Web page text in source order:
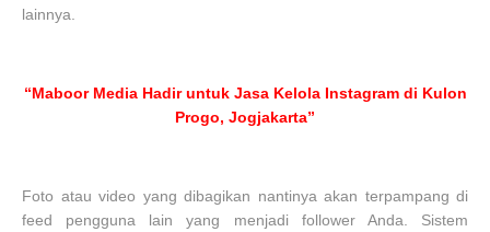
lainnya.
“Maboor Media Hadir untuk Jasa Kelola Instagram di Kulon
Progo, Jogjakarta”
Foto atau video yang dibagikan nantinya akan terpampang di
feed pengguna lain yang menjadi follower Anda. Sistem